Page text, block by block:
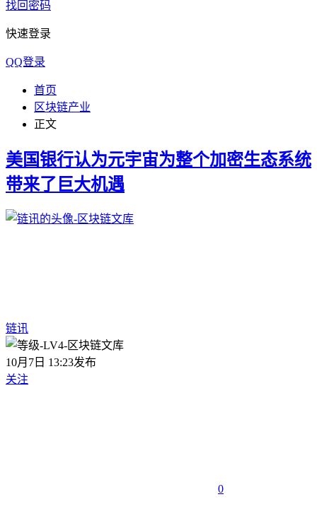
找回密码
快速登录
QQ登录
首页
区块链产业
正文
美国银行认为元宇宙为整个加密生态系统
带来了巨大机遇
链讯
10月7日 13:23发布
关注
0